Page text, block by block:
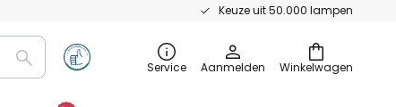
Keuze uit 50.000 lampen
Winkelwagen
Zoeken Service Aanmelden